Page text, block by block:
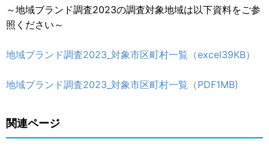
～地域ブランド調査2023の調査対象地域は以下資料をご参
照ください～
地域ブランド調査2023_対象市区町村一覧（excel39KB）
地域ブランド調査2023_対象市区町村一覧（PDF1MB)
関連ページ